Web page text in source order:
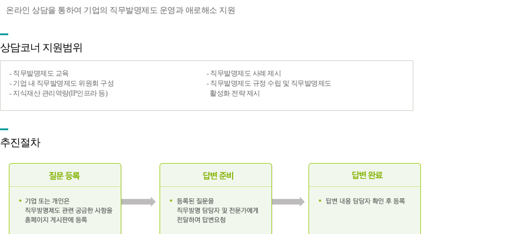
온라인 상담을 통하여 기업의 직무발명제도 운영과 애로해소 지원
상담코너 지원범위
- 직무발명제도 교육
- 기업 내 직무발명제도 위원회 구성
- 지식재산 관리역량(IP인프라 등)
- 직무발명제도 사례 제시
- 직무발명제도 규정 수립 및 직무발명제도
활성화 전략 제시
추진절차